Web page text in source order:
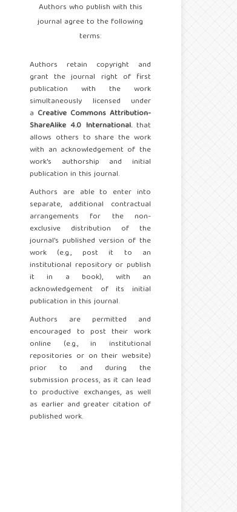
Authors who publish with this
journal agree to the following
terms:
Authors retain copyright and
grant the journal right of first
publication with the work
simultaneously licensed under
a Creative Commons Attribution-
ShareAlike 4.0 International.that
allows others to share the work
with an acknowledgement of the
work's authorship and initial
publication in this journal.
Authors are able to enter into
separate, additional contractual
arrangements for the non-
exclusive distribution of the
journal's published version of the
work (e.g., post it to an
institutional repository or publish
it in a book), with an
acknowledgement of its initial
publication in this journal.
Authors are permitted and
encouraged to post their work
online (e.g., in institutional
repositories or on their website)
prior to and during the
submission process, as it can lead
to productive exchanges, as well
as earlier and greater citation of
published work.